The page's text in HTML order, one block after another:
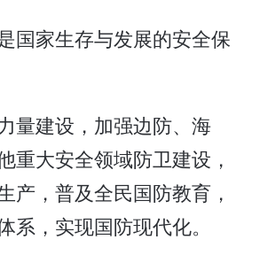
家生存与发展的安全保
量建设，加强边防、海
重大安全领域防卫建设，
产，普及全民国防教育，
系，实现国防现代化。